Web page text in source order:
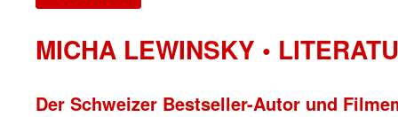
MICHA LEWINSKY •
Der Schweizer Bestseller-Autor und